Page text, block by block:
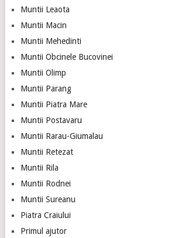
Muntii Leaota
Muntii Macin
Muntii Mehedinti
Muntii Obcinele Bucovinei
Muntii Olimp
Muntii Parang
Muntii Piatra Mare
Muntii Postavaru
Muntii Rarau-Giumalau
Muntii Retezat
Muntii Rila
Muntii Rodnei
Muntii Sureanu
Piatra Craiului
Primul ajutor